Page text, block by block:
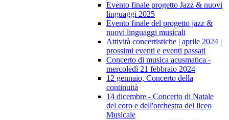
Evento finale progetto Jazz & nuovi
linguaggi 2025
Evento finale del progetto jazz &
nuovi linguaggi musicali
Attività concertistiche | aprile 2024 |
prossimi eventi e eventi passati
Concerto di musica acusmatica -
mercoledì 21 febbraio 2024
12 gennaio, Concerto della
continuità
14 dicembre - Concerto di Natale
del coro e dell'orchestra del liceo
Musicale